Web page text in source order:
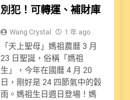
別犯！可轉運、補財庫
Wang Crystal 1 年 ago
「天上聖母」媽祖農曆 3 月
23 日聖誕，俗稱「媽祖
生」，今年在國曆 4 月 20
日，剛好是 24 四節氣中的穀
雨。媽祖生日週日登場！媽